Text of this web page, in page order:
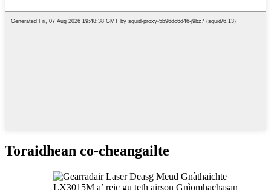
Toraidhean co-cheangailte